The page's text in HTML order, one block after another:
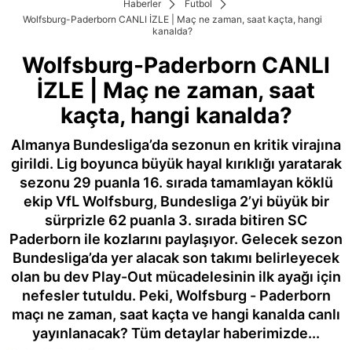
Haberler
Futbol
Wolfsburg-Paderborn CANLI İZLE | Maç ne zaman, saat kaçta, hangi
kanalda?
Wolfsburg-Paderborn CANLI
İZLE | Maç ne zaman, saat
kaçta, hangi kanalda?
Almanya Bundesliga’da sezonun en kritik virajına
girildi. Lig boyunca büyük hayal kırıklığı yaratarak
sezonu 29 puanla 16. sırada tamamlayan köklü
ekip VfL Wolfsburg, Bundesliga 2’yi büyük bir
sürprizle 62 puanla 3. sırada bitiren SC
Paderborn ile kozlarını paylaşıyor. Gelecek sezon
Bundesliga’da yer alacak son takımı belirleyecek
olan bu dev Play-Out mücadelesinin ilk ayağı için
nefesler tutuldu. Peki, Wolfsburg - Paderborn
maçı ne zaman, saat kaçta ve hangi kanalda canlı
yayınlanacak? Tüm detaylar haberimizde...